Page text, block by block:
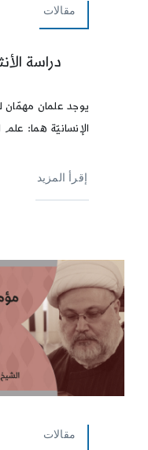
مقالات
دراسة
يوجد علمان مهمّان
الإنسانيّة هما: علم
إقرأ المزيد
مقالات